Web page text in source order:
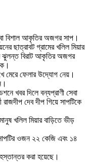
বিশাল আকৃতির অজগর সাপ।
ছাত্রাবট গ্রামের খলিল মিয়ার
ঝুলন্ত বিরাট আকৃতির অজগর
মেরে ফেলার উদ্যোগ নেয়।
খবর দিলে বন্যপ্রাণী সেবা
দেব দীপ গিয়ে সাপটিকে
খলিল মিয়ার বাড়িতে ভীড়
ওজন ২২ কেজি এবং ১৪
হস্তান্তর করা হয়েছে।